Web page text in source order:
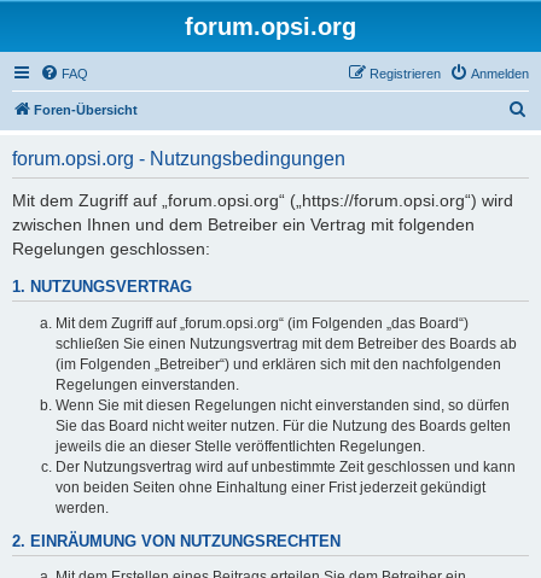
forum.opsi.org
FAQ Anmelden
Registrieren
Foren-Übersicht
forum.opsi.org - Nutzungsbedingungen
Mit dem Zugriff auf „forum.opsi.org“ („https://forum.opsi.org“) wird
zwischen Ihnen und dem Betreiber ein Vertrag mit folgenden
Regelungen geschlossen:
1. NUTZUNGSVERTRAG
Mit dem Zugriff auf „forum.opsi.org“ (im Folgenden „das Board“)
schließen Sie einen Nutzungsvertrag mit dem Betreiber des Boards ab
(im Folgenden „Betreiber“) und erklären sich mit den nachfolgenden
Regelungen einverstanden.
Wenn Sie mit diesen Regelungen nicht einverstanden sind, so dürfen
Sie das Board nicht weiter nutzen. Für die Nutzung des Boards gelten
jeweils die an dieser Stelle veröffentlichten Regelungen.
Der Nutzungsvertrag wird auf unbestimmte Zeit geschlossen und kann
von beiden Seiten ohne Einhaltung einer Frist jederzeit gekündigt
werden.
2. EINRÄUMUNG VON NUTZUNGSRECHTEN